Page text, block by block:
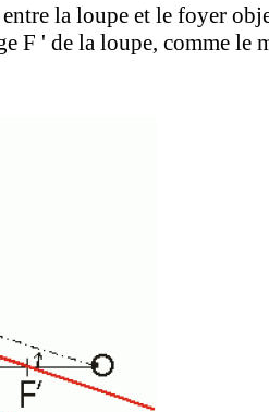
la loupe et le foyer
F ' de la loupe, comme le